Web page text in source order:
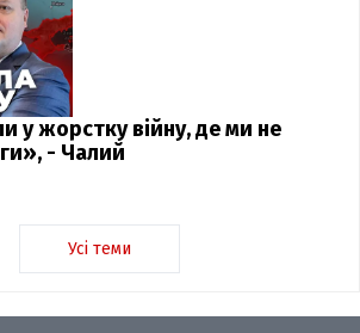
у жорстку війну, де ми не
- Чалий
Усі теми